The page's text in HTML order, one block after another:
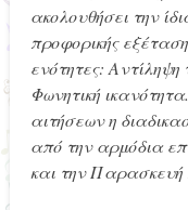
ακολουθήσει την
προφορικής
ενότητες:
Φωνητική
αιτήσεων η
από την αρμόδια
και την Παρασκευή